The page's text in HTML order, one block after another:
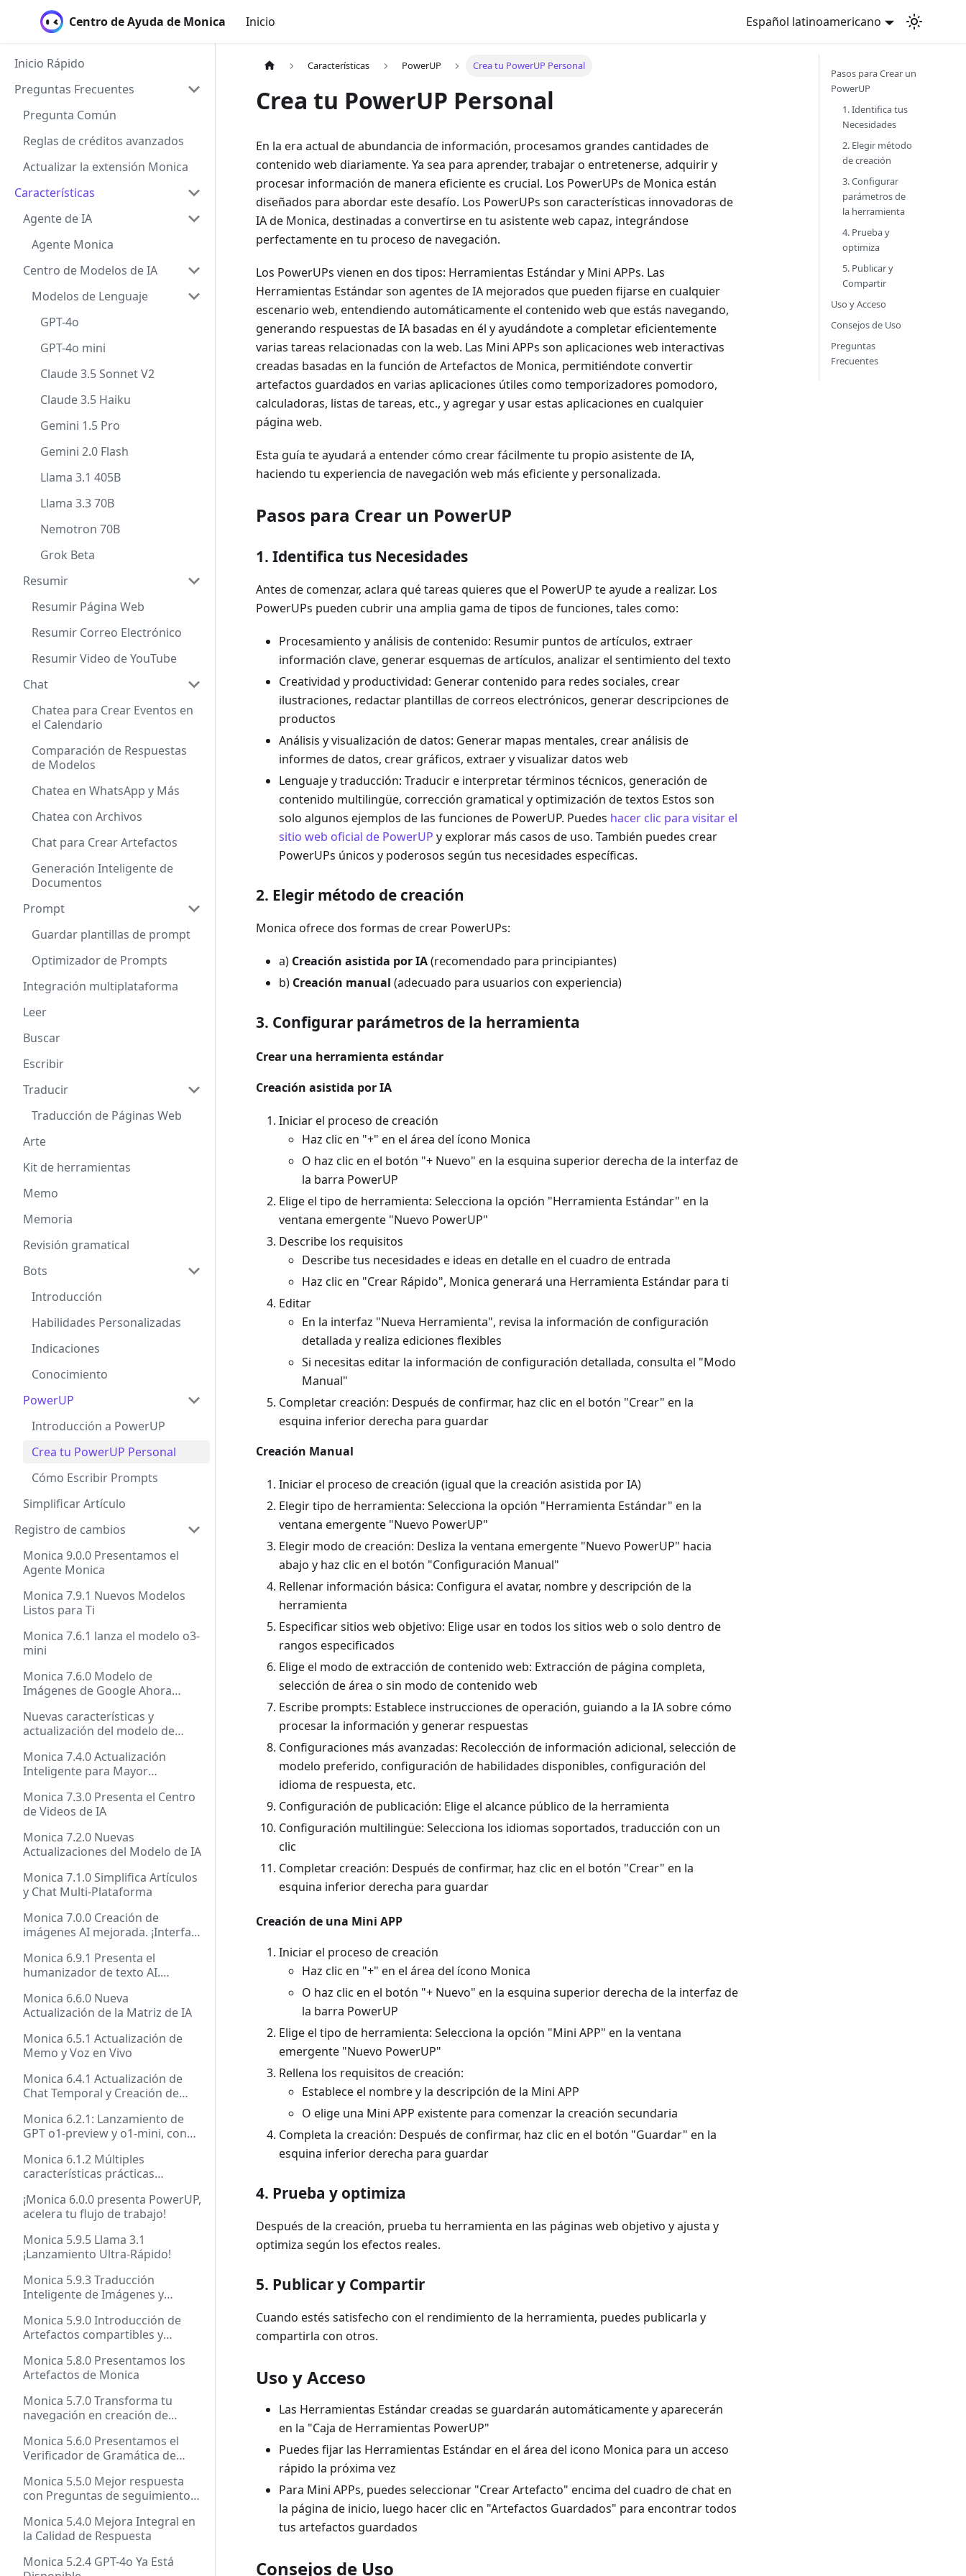
Centro de Ayuda de Monica Inicio Español latinoamericano
Inicio Rápido
Preguntas Frecuentes
Pregunta Común
Reglas de créditos avanzados
Actualizar la extensión Monica
Características
Agente de IA
Agente Monica
Centro de Modelos de IA
Modelos de Lenguaje
GPT-4o
GPT-4o mini
Claude 3.5 Sonnet V2
Claude 3.5 Haiku
Gemini 1.5 Pro
Gemini 2.0 Flash
Llama 3.1 405B
Llama 3.3 70B
Nemotron 70B
Grok Beta
Resumir
Resumir Página Web
Resumir Correo Electrónico
Resumir Video de YouTube
Chat
Chatea para Crear Eventos en
el Calendario
Comparación de Respuestas
de Modelos
Chatea en WhatsApp y Más
Chatea con Archivos
Chat para Crear Artefactos
Generación Inteligente de
Documentos
Prompt
Guardar plantillas de prompt
Optimizador de Prompts
Integración multiplataforma
Leer
Buscar
Escribir
Traducir
Traducción de Páginas Web
Arte
Kit de herramientas
Memo
Memoria
Revisión gramatical
Bots
Introducción
Habilidades Personalizadas
Indicaciones
Conocimiento
PowerUP
Introducción a PowerUP
Crea tu PowerUP Personal
Cómo Escribir Prompts
Simplificar Artículo
Registro de cambios
Monica 9.0.0 Presentamos el
Agente Monica
Monica 7.9.1 Nuevos Modelos
Listos para Ti
Monica 7.6.1 lanza el modelo o3-
mini
Monica 7.6.0 Modelo de
Imágenes de Google Ahora
Nuevas características y
actualización del modelo de
Monica 7.4.0 Actualización
Inteligente para Mayor
Monica 7.3.0 Presenta el Centro
de Videos de IA
Monica 7.2.0 Nuevas
Actualizaciones del Modelo de IA
Monica 7.1.0 Simplifica Artículos
y Chat Multi-Plataforma
Monica 7.0.0 Creación de
imágenes AI mejorada. ¡Interfaz
Monica 6.9.1 Presenta el
humanizador de texto AI.
asistente de escritura!
Monica 6.6.0 Nueva
Actualización de la Matriz de IA
Monica 6.5.1 Actualización de
Memo y Voz en Vivo
Monica 6.4.1 Actualización de
Chat Temporal y Creación de
Monica 6.2.1: Lanzamiento de
GPT o1-preview y o1-mini, con
Monica 6.1.2 Múltiples
características prácticas
eficiencia
¡Monica 6.0.0 presenta PowerUP,
acelera tu flujo de trabajo!
Monica 5.9.5 Llama 3.1
¡Lanzamiento Ultra-Rápido!
Monica 5.9.3 Traducción
Inteligente de Imágenes y
Monica 5.9.0 Introducción de
Artefactos compartibles y
web
Monica 5.8.0 Presentamos los
Artefactos de Monica
Monica 5.7.0 Transforma tu
navegación en creación de
Monica 5.6.0 Presentamos el
Verificador de Gramática de
Monica 5.5.0 Mejor respuesta
con Preguntas de seguimiento y
Monica 5.4.0 Mejora Integral en
la Calidad de Respuesta
Monica 5.2.4 GPT-4o Ya Está
Características PowerUP Crea tu PowerUP Personal
Crea tu PowerUP Personal
En la era actual de abundancia de información, procesamos grandes cantidades de
contenido web diariamente. Ya sea para aprender, trabajar o entretenerse, adquirir y
procesar información de manera eficiente es crucial. Los PowerUPs de Monica están
diseñados para abordar este desafío. Los PowerUPs son características innovadoras de
IA de Monica, destinadas a convertirse en tu asistente web capaz, integrándose
perfectamente en tu proceso de navegación.
Los PowerUPs vienen en dos tipos: Herramientas Estándar y Mini APPs. Las
Herramientas Estándar son agentes de IA mejorados que pueden fijarse en cualquier
escenario web, entendiendo automáticamente el contenido web que estás navegando,
generando respuestas de IA basadas en él y ayudándote a completar eficientemente
varias tareas relacionadas con la web. Las Mini APPs son aplicaciones web interactivas
creadas basadas en la función de Artefactos de Monica, permitiéndote convertir
artefactos guardados en varias aplicaciones útiles como temporizadores pomodoro,
calculadoras, listas de tareas, etc., y agregar y usar estas aplicaciones en cualquier
página web.
Esta guía te ayudará a entender cómo crear fácilmente tu propio asistente de IA,
haciendo tu experiencia de navegación web más eficiente y personalizada.
Pasos para Crear un PowerUP
1. Identifica tus Necesidades
Antes de comenzar, aclara qué tareas quieres que el PowerUP te ayude a realizar. Los
PowerUPs pueden cubrir una amplia gama de tipos de funciones, tales como:
Procesamiento y análisis de contenido: Resumir puntos de artículos, extraer
información clave, generar esquemas de artículos, analizar el sentimiento del texto
Creatividad y productividad: Generar contenido para redes sociales, crear
ilustraciones, redactar plantillas de correos electrónicos, generar descripciones de
productos
Análisis y visualización de datos: Generar mapas mentales, crear análisis de
informes de datos, crear gráficos, extraer y visualizar datos web
Lenguaje y traducción: Traducir e interpretar términos técnicos, generación de
contenido multilingüe, corrección gramatical y optimización de textos Estos son
solo algunos ejemplos de las funciones de PowerUP. Puedes hacer clic para visitar el
sitio web oficial de PowerUP y explorar más casos de uso. También puedes crear
PowerUPs únicos y poderosos según tus necesidades específicas.
2. Elegir método de creación
Monica ofrece dos formas de crear PowerUPs:
a) Creación asistida por IA(recomendado para principiantes)
b) Creación manual (adecuado para usuarios con experiencia)
3. Configurar parámetros de la herramienta
Crear una herramienta estándar
Creación asistida por IA
Iniciar el proceso de creación
Haz clic en "+" en el área del ícono Monica
O haz clic en el botón "+ Nuevo" en la esquina superior derecha de la interfaz de
la barra PowerUP
Elige el tipo de herramienta: Selecciona la opción "Herramienta Estándar" en la
ventana emergente "Nuevo PowerUP"
Describe los requisitos
Describe tus necesidades e ideas en detalle en el cuadro de entrada
Haz clic en "Crear Rápido", Monica generará una Herramienta Estándar para ti
Editar
En la interfaz "Nueva Herramienta", revisa la información de configuración
detallada y realiza ediciones flexibles
Si necesitas editar la información de configuración detallada, consulta el "Modo
Manual"
Completar creación: Después de confirmar, haz clic en el botón "Crear" en la
esquina inferior derecha para guardar
Creación Manual
Iniciar el proceso de creación (igual que la creación asistida por IA)
Elegir tipo de herramienta: Selecciona la opción "Herramienta Estándar" en la
ventana emergente "Nuevo PowerUP"
Elegir modo de creación: Desliza la ventana emergente "Nuevo PowerUP" hacia
abajo y haz clic en el botón "Configuración Manual"
Rellenar información básica: Configura el avatar, nombre y descripción de la
herramienta
Especificar sitios web objetivo: Elige usar en todos los sitios web o solo dentro de
rangos especificados
Elige el modo de extracción de contenido web: Extracción de página completa,
selección de área o sin modo de contenido web
Escribe prompts: Establece instrucciones de operación, guiando a la IA sobre cómo
procesar la información y generar respuestas
Configuraciones más avanzadas: Recolección de información adicional, selección de
modelo preferido, configuración de habilidades disponibles, configuración del
idioma de respuesta, etc.
Configuración de publicación: Elige el alcance público de la herramienta
Configuración multilingüe: Selecciona los idiomas soportados, traducción con un
clic
Completar creación: Después de confirmar, haz clic en el botón "Crear" en la
esquina inferior derecha para guardar
Creación de una Mini APP
Iniciar el proceso de creación
Haz clic en "+" en el área del ícono Monica
O haz clic en el botón "+ Nuevo" en la esquina superior derecha de la interfaz de
la barra PowerUP
Elige el tipo de herramienta: Selecciona la opción "Mini APP" en la ventana
emergente "Nuevo PowerUP"
Rellena los requisitos de creación:
Establece el nombre y la descripción de la Mini APP
O elige una Mini APP existente para comenzar la creación secundaria
Completa la creación: Después de confirmar, haz clic en el botón "Guardar" en la
esquina inferior derecha para guardar
4. Prueba y optimiza
Después de la creación, prueba tu herramienta en las páginas web objetivo y ajusta y
optimiza según los efectos reales.
5. Publicar y Compartir
Cuando estés satisfecho con el rendimiento de la herramienta, puedes publicarla y
compartirla con otros.
Uso y Acceso
Las Herramientas Estándar creadas se guardarán automáticamente y aparecerán
en la "Caja de Herramientas PowerUP"
Puedes fijar las Herramientas Estándar en el área del icono Monica para un acceso
rápido la próxima vez
Para Mini APPs, puedes seleccionar "Crear Artefacto" encima del cuadro de chat en
la página de inicio, luego hacer clic en "Artefactos Guardados" para encontrar todos
tus artefactos guardados
Consejos de Uso
Pasos para Crear un
PowerUP
1. Identifica tus
Necesidades
2. Elegir método
de creación
3. Configurar
parámetros de
la herramienta
4. Prueba y
optimiza
5. Publicar y
Compartir
Uso y Acceso
Consejos de Uso
Preguntas
Frecuentes